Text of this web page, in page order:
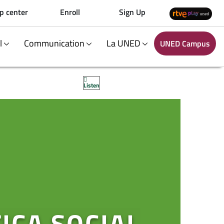
center Enroll Sign Up
Communication La UNED UNED Campus
Listen